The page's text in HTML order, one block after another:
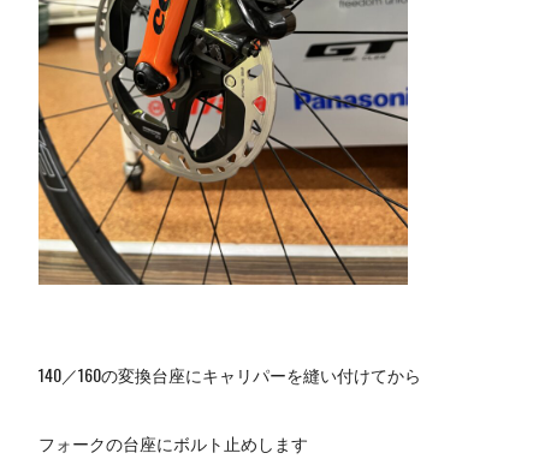
140／160の変換台座にキャリパーを縫い付けてから
フォークの台座にボルト止めします